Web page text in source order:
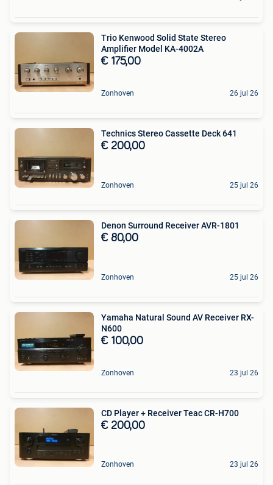
Trio Kenwood Solid State Stereo
Amplifier Model KA-4002A
€ 175,00
Zonhoven 26 jul 26
Technics Stereo Cassette Deck 641
€ 200,00
Zonhoven 25 jul 26
Denon Surround Receiver AVR-1801
€ 80,00
Zonhoven 25 jul 26
Yamaha Natural Sound AV Receiver RX-
N600
€ 100,00
Zonhoven 23 jul 26
CD Player + Receiver Teac CR-H700
€ 200,00
Zonhoven 23 jul 26